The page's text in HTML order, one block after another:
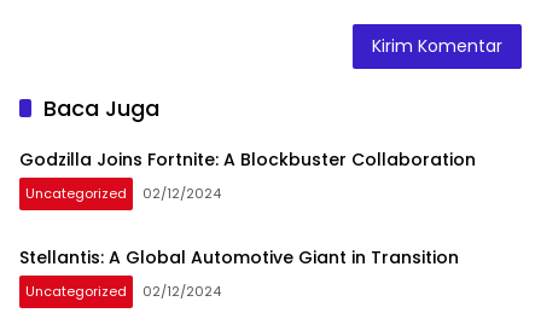
Baca Juga
Godzilla Joins Fortnite: A Blockbuster Collaboration
Uncategorized 02/12/2024
Stellantis: A Global Automotive Giant in Transition
Uncategorized 02/12/2024